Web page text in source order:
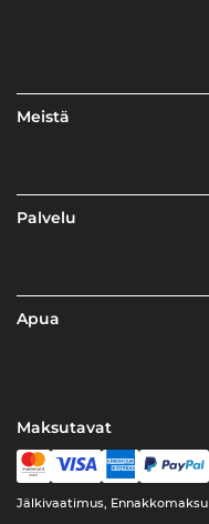
Meistä
Palvelu
Apua
Maksutavat
Jälkivaatimus, Ennakkomaksu